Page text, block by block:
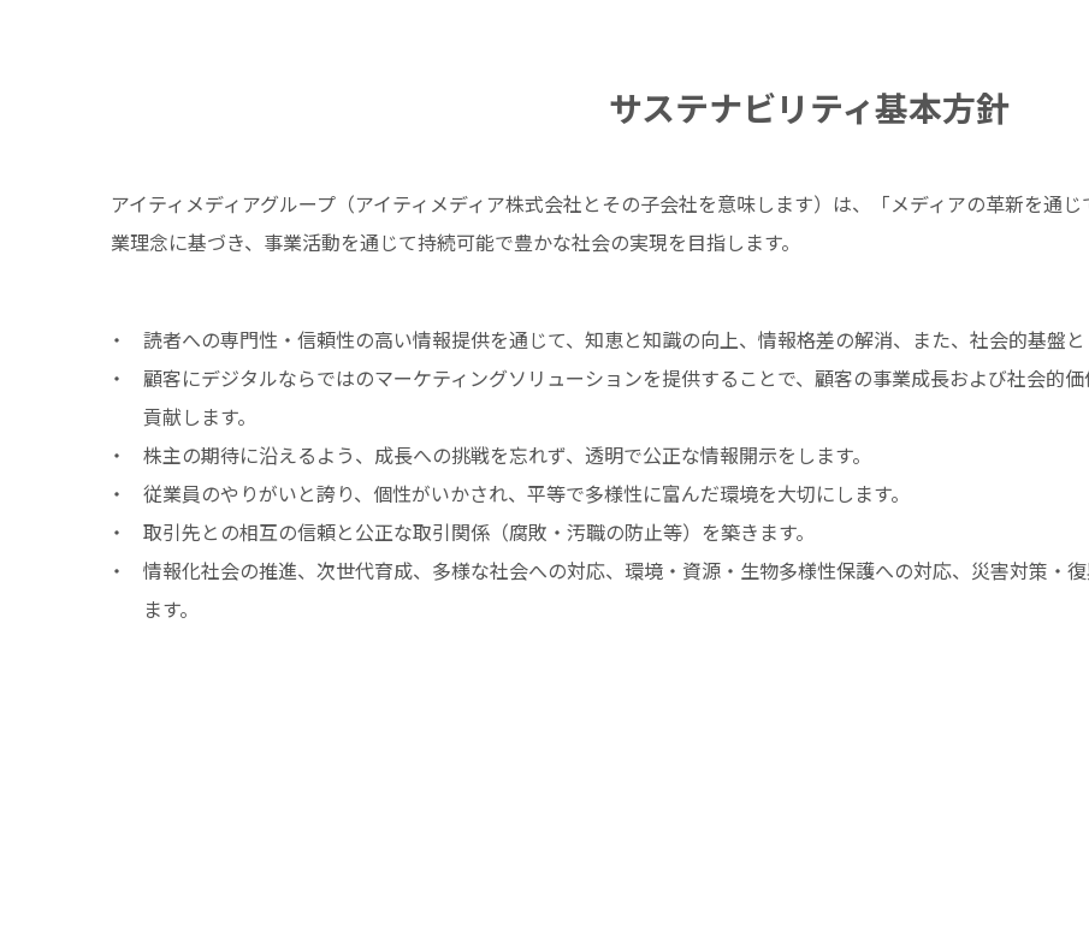
サステナビリティ基本方針
アイティメディアグループ（アイティメディア株式会社とその子会社を意味します）は、「メディアの革新を通
業理念に基づき、事業活動を通じて持続可能で豊かな社会の実現を目指します。
読者への専門性・信頼性の高い情報提供を通じて、知恵と知識の向上、情報格差の解消、また、社会的基盤
顧客にデジタルならではのマーケティングソリューションを提供することで、顧客の事業成長および社会的
貢献します。
株主の期待に沿えるよう、成長への挑戦を忘れず、透明で公正な情報開示をします。
従業員のやりがいと誇り、個性がいかされ、平等で多様性に富んだ環境を大切にします。
取引先との相互の信頼と公正な取引関係（腐敗・汚職の防止等）を築きます。
情報化社会の推進、次世代育成、多様な社会への対応、環境・資源・生物多様性保護への対応、災害対策・
ます。